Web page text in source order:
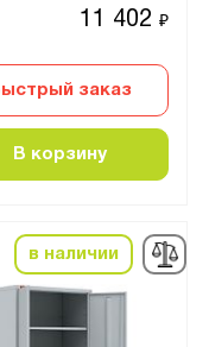
11 402₽
заказ
В корзину
в наличии